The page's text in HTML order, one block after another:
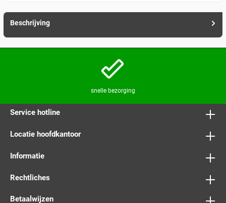
Beschrijving
snelle bezorging
Service hotline
Locatie hoofdkantoor
Informatie
Rechtliches
Betaalwijzen